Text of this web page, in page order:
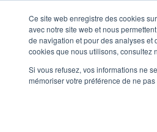
Ce site web enregistre des cookies
avec notre site web et nous
de navigation et pour des analyses et
cookies que nous utilisons, consultez
Si vous refusez, vos informations ne
mémoriser votre préférence de ne pas